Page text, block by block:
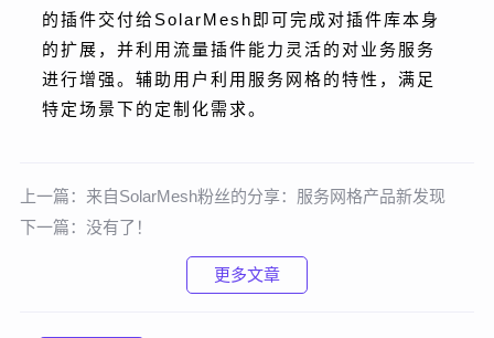
的插件交付给SolarMesh即可完成对插件库本身
的扩展，并利用流量插件能力灵活的对业务服务
进行增强。辅助用户利用服务网格的特性，满足
特定场景下的定制化需求。
上一篇： 来自SolarMesh粉丝的分享：服务网格产品新发现
下一篇： 没有了！
更多文章